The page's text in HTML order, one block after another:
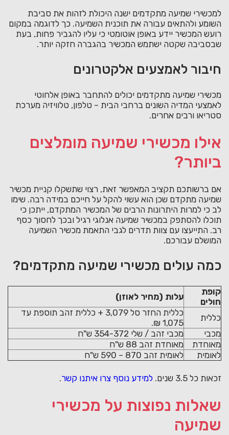
למכשירי שמיעה מתקדמים ישנה היכולת לזהות את סביבת
השומע ולהתאים עבורה את תוכנית השמיעה. כך לדוגמה במקום
רועש המכשיר יידע באופן אוטומטי כי עליו להגביר פחות, בעת
שבסביבה שקטה ישתמש המכשיר בהגברה חזקה יותר.
חיבור לאמצעים אלקטרונים
מכשירי שמיעה מתקדמים יכולים להתחבר באופן אלחוטי
לאמצעי המדיה השונים ברחבי הבית – טלפון, טלוויזיה מערכת
סטריאו ורבים אחרים.
אילו מכשירי שמיעה מומלצים
ביותר?
אם ברשותכם תקציב המאפשר זאת, רצוי שתשקלו קניית מכשיר
שמיעה מתקדם שכן הוא עשוי להקל על חייכם במידה רבה. שימו
לב כי למרות היתרונות הרבים של המכשיר המתקדם, ייתכן כי
תוכלו להסתפק במכשיר שמיעה אנלוגי רגיל ובכך לחסוך כסף
רב. התייעצו עם צוות תדרים לגבי התאמת מכשיר השמיעה
המושלם עבורכם.
כמה עולים מכשירי שמיעה מתקדמים?
קופת
חולים
עלות (מחיר לאוזן)
כללית
כללית החזר סל 3,079 + כללית זהב תוספת עד
1,075 ₪.
מכבי
מכבי זהב / שלי 354-372 ש"ח
מאוחדת
מאוחדת זהב 88 ש"ח
לאומית
לאומית זהב 870 – 590 ש"ח
זכאות כל 3.5 שנים. למידע נוסף צרו איתנו קשר.
שאלות נפוצות על מכשירי
שמיעה